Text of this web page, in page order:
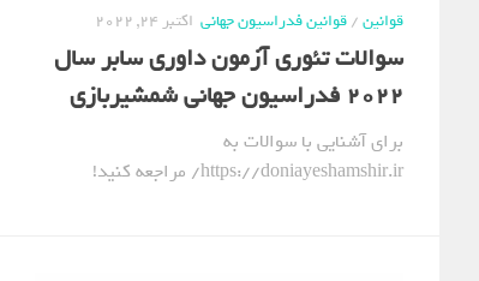
قوانین/قوانین فدراسیون جهانی اکتبر 24, 2022
سوالات تئوری آزمون داوری سابر سال
2022 فدراسیون جهانی شمشیربازی
برای آشنایی با سوالات به
https://doniayeshamshir.ir/ مراجعه کنید!